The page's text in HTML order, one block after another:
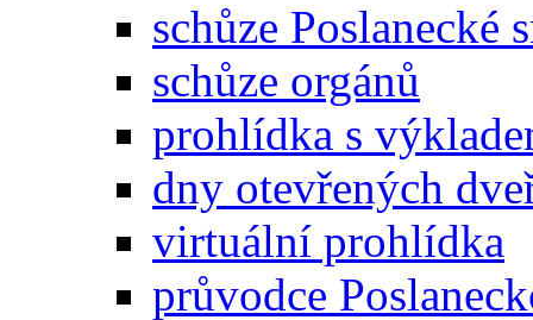
schůze Poslanecké
schůze orgánů
prohlídka s
dny otevřených
virtuální prohlídka
průvodce